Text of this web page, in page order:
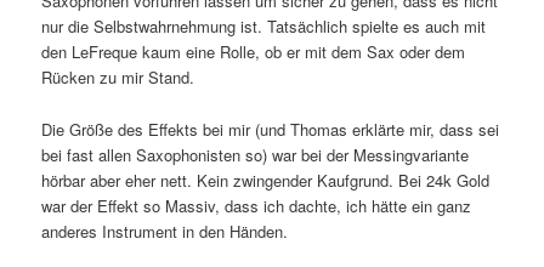
nur die Selbstwahrnehmung ist. Tatsächlich spielte es auch mit
den LeFreque kaum eine Rolle, ob er mit dem Sax oder dem
Rücken zu mir Stand.
Die Größe des Effekts bei mir (und Thomas erklärte mir, dass sei
bei fast allen Saxophonisten so) war bei der Messingvariante
hörbar aber eher nett. Kein zwingender Kaufgrund. Bei 24k Gold
war der Effekt so Massiv, dass ich dachte, ich hätte ein ganz
anderes Instrument in den Händen.